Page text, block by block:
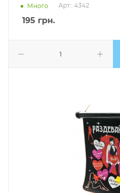
Много Арт.: 4342
195 грн.